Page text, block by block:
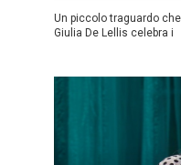
Un piccolo traguardo
Giulia De Lellis celebra i